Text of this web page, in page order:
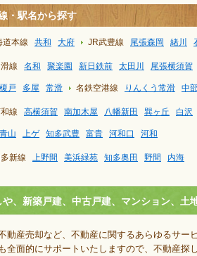
・駅名から探す
道本線 共和 大府 JR武豊線 尾張森岡 緒川
線 名和 聚楽園 新日鉄前 太田川 尾張横須賀
榎戸 多屋 常滑 名鉄空港線 りんくう常滑 中
線 高横須賀 南加木屋 八幡新田 巽ヶ丘 白沢
青山 上ゲ 知多武豊 富貴 河和口 河和
新線 上野間 美浜緑苑 知多奥田 野間 内海
、新築戸建、中古戸建、マンション、土
動産売却など、不動産に関するあらゆるサー
全面的にサポートいたしますので、不動産探